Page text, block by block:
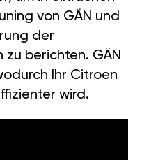
von GÄN und
der
berichten. GÄN
Ihr Citroen
wird.